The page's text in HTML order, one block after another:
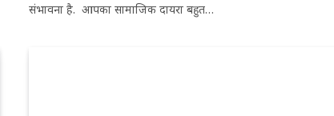
संभावना है. आपका सामाजिक दायरा बहुत…